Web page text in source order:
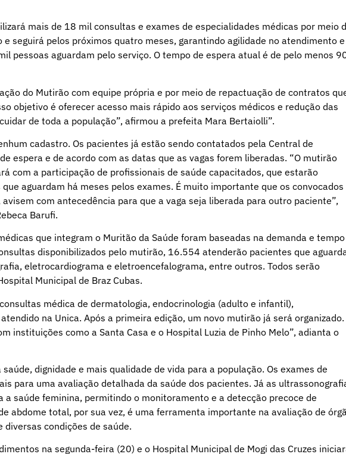
mais de 18 mil consultas e exames de especialidades médicas por meio
e seguirá pelos próximos quatro meses, garantindo agilidade no atendimento e
pessoas aguardam pelo serviço. O tempo de espera atual é de pelo menos
do Mutirão com equipe própria e por meio de repactuação de contratos
objetivo é oferecer acesso mais rápido aos serviços médicos e redução das
de toda a população”, afirmou a prefeita Mara Bertaiolli”.
cadastro. Os pacientes já estão sendo contatados pela Central de
espera e de acordo com as datas que as vagas forem liberadas. “O mutirão
com a participação de profissionais de saúde capacitados, que estarão
aguardam há meses pelos exames. É muito importante que os convocados
com antecedência para que a vaga seja liberada para outro paciente”,
Barufi.
que integram o Muritão da Saúde foram baseadas na demanda e tempo
disponibilizados pelo mutirão, 16.554 atenderão pacientes que
eletrocardiograma e eletroencefalograma, entre outros. Todos serão
Municipal de Braz Cubas.
médica de dermatologia, endocrinologia (adulto e infantil),
na Unica. Após a primeira edição, um novo mutirão já será organizado.
instituições como a Santa Casa e o Hospital Luzia de Pinho Melo”, adianta o
dignidade e mais qualidade de vida para a população. Os exames de
para uma avaliação detalhada da saúde dos pacientes. Já as
a saúde feminina, permitindo o monitoramento e a detecção precoce de
abdome total, por sua vez, é uma ferramenta importante na avaliação de
condições de saúde.
na segunda-feira (20) e o Hospital Municipal de Mogi das Cruzes